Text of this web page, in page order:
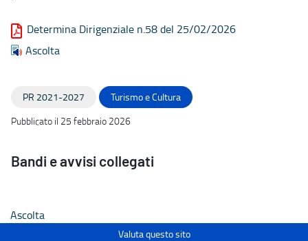
Determina Dirigenziale n.58 del 25/02/2026
Ascolta
PR 2021-2027
Turismo e Cultura
Pubblicato il 25 febbraio 2026
Bandi e avvisi collegati
Ascolta
Valuta questo sito